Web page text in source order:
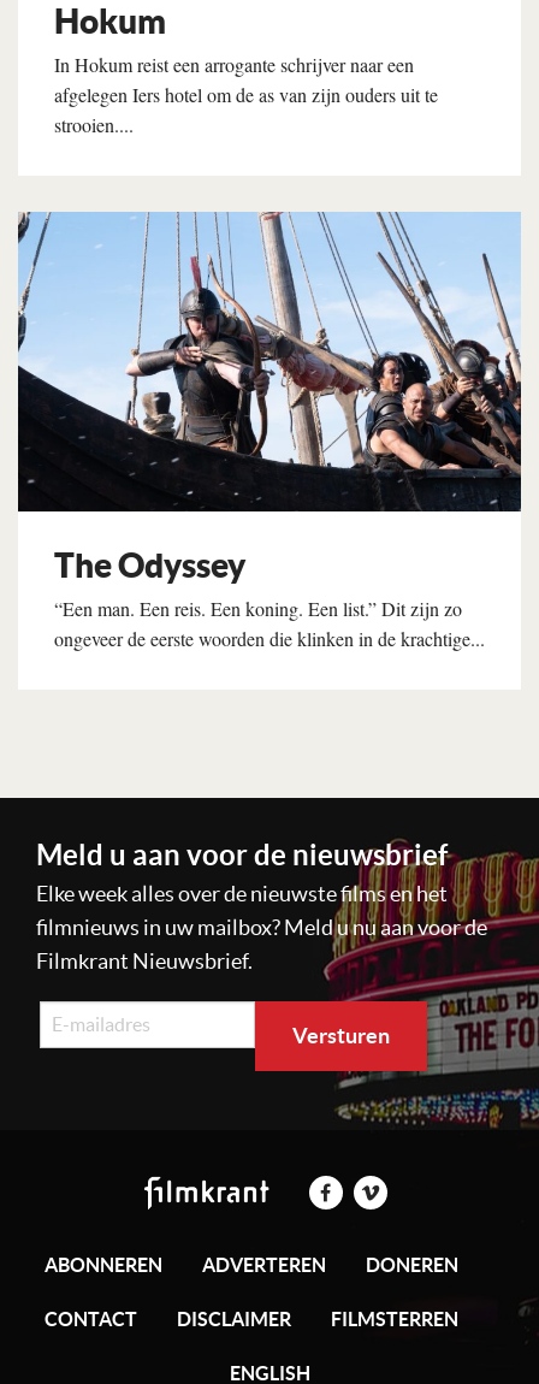
Hokum
In Hokum reist een arrogante schrijver naar een
afgelegen Iers hotel om de as van zijn ouders uit te
strooien....
Lees verder
The Odyssey
“Een man. Een reis. Een koning. Een list.” Dit zijn zo
ongeveer de eerste woorden die klinken in de krachtige...
Meld u aan voor de nieuwsbrief
Elke week alles over de nieuwste films en het
filmnieuws in uw mailbox? Meld u nu aan voor de
Filmkrant Nieuwsbrief.
ABONNEREN ADVERTEREN DONEREN
CONTACT DISCLAIMER FILMSTERREN
ENGLISH